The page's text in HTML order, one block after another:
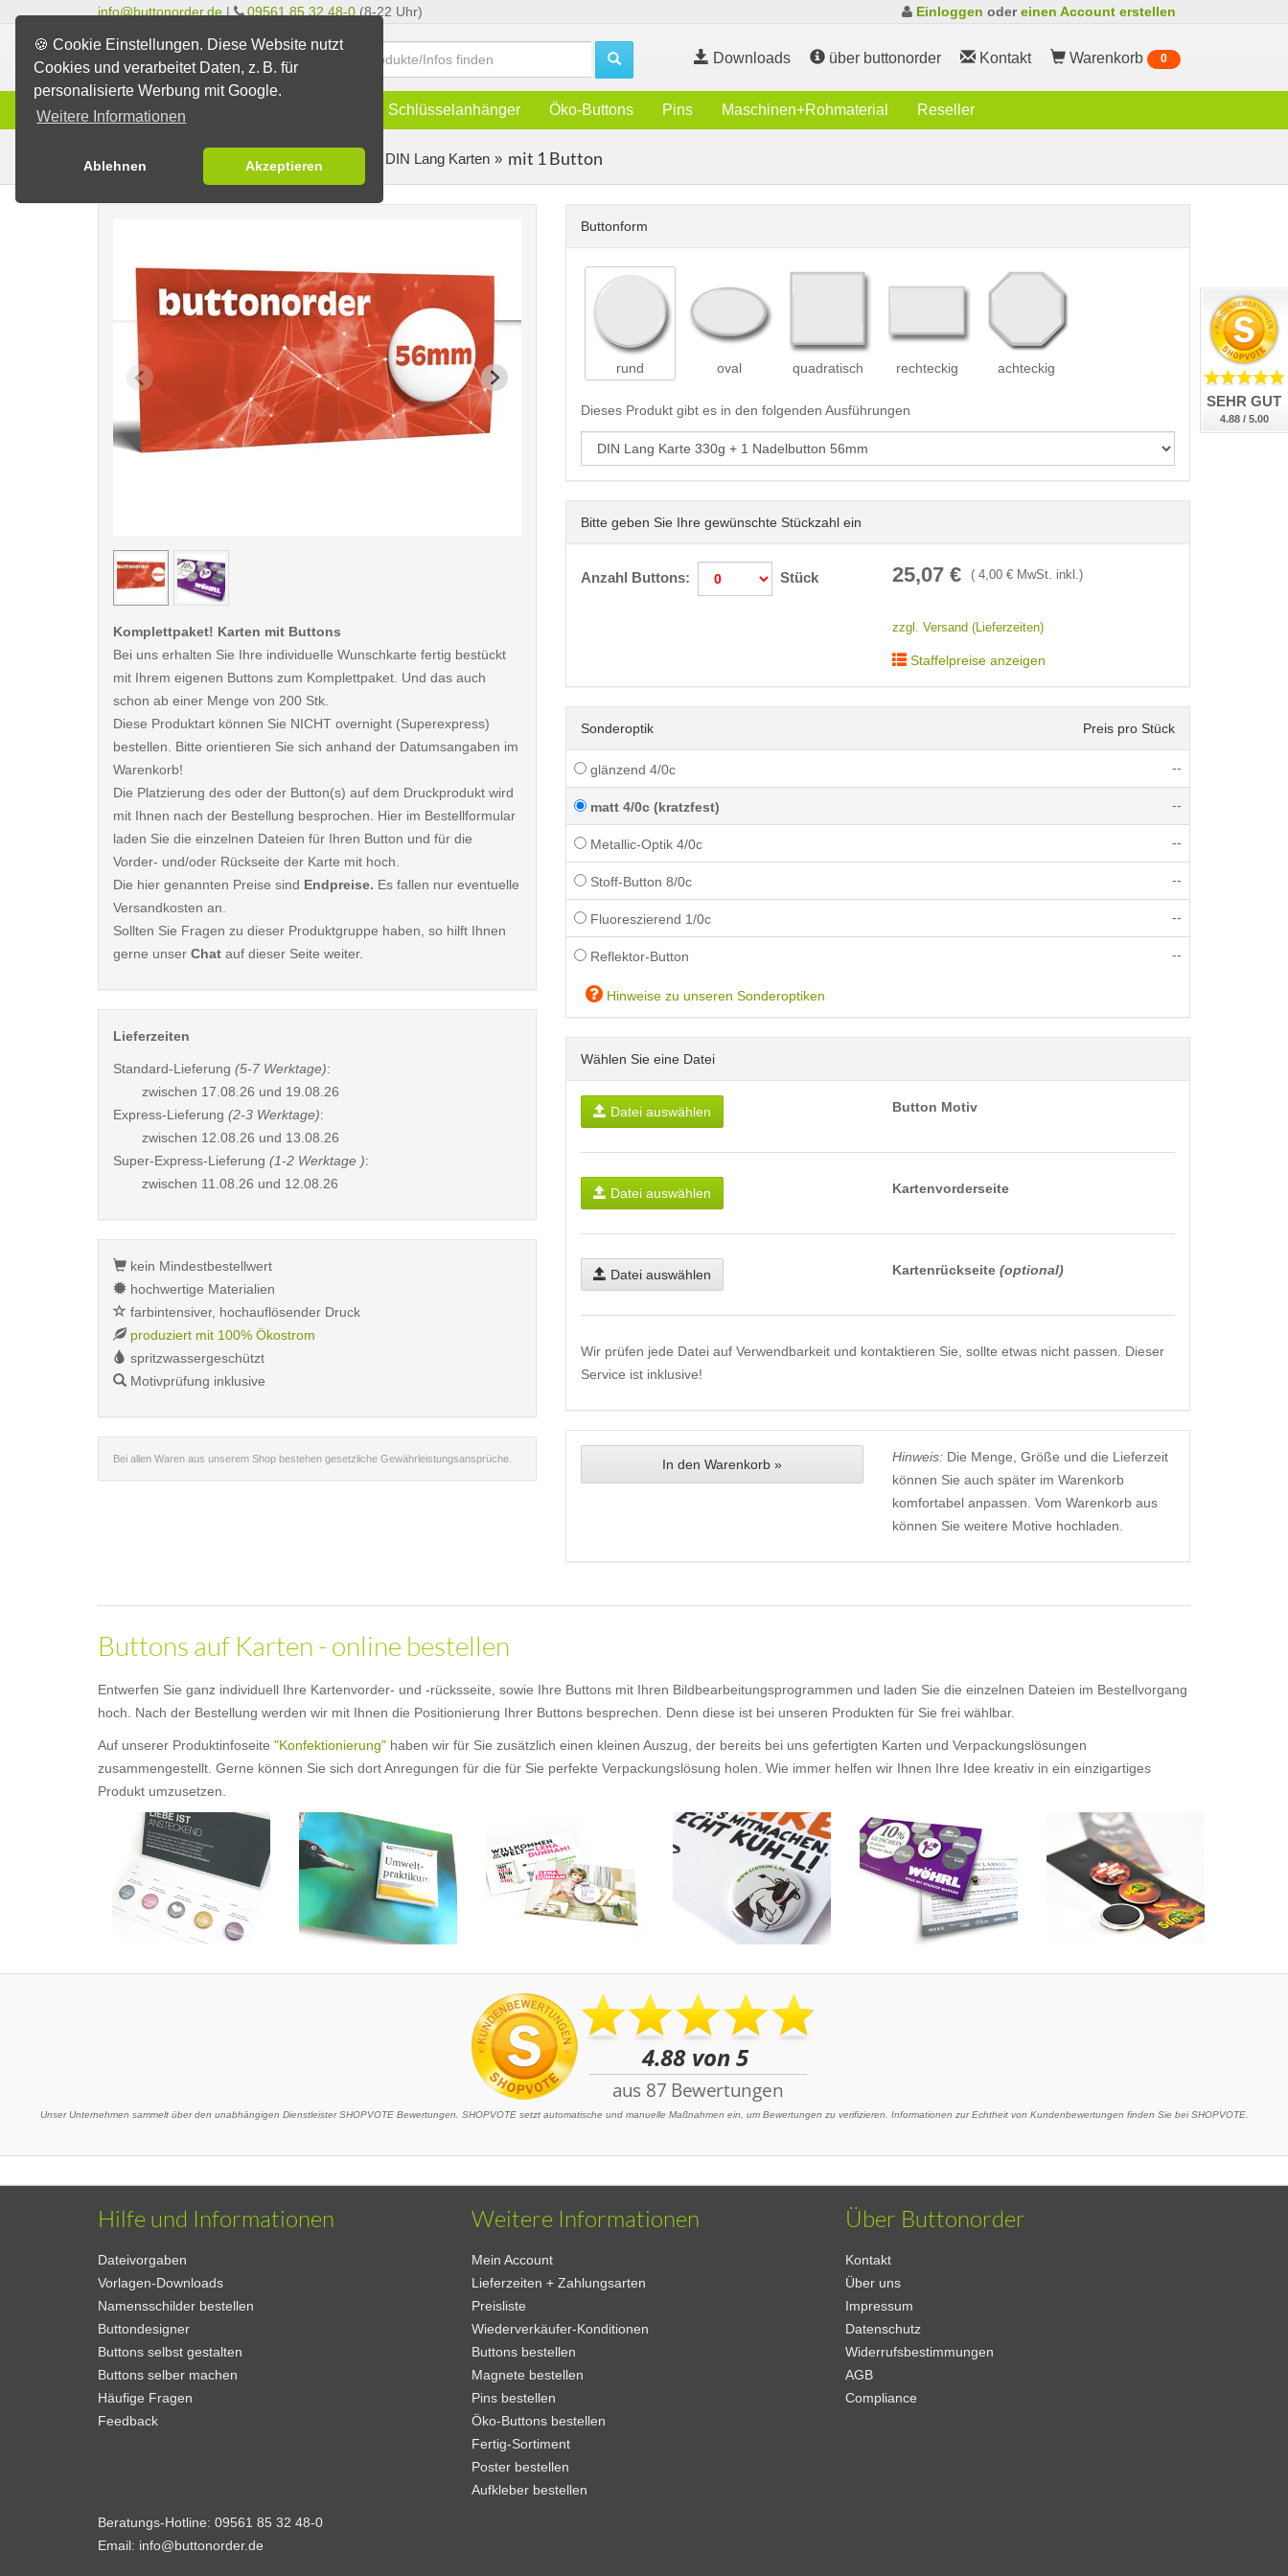
🍪 Cookie Einstellungen. Diese Website nutzt
Cookies und verarbeitet Daten, z. B. für
personalisierte Werbung mit Google.
Weitere Informationen
Ablehnen Akzeptieren
info@buttonorder.de | 09561 85 32 48-0 (8-22 Uhr) Einloggen odereinen Account erstellen
Downloads über buttonorder Kontakt Warenkorb 0
Infos Schlüsselanhänger Öko-Buttons Pins Maschinen+Rohmaterial Reseller
Buttons erstellen Buttons auf Karten auf DIN Lang Karten mit 1 Button
Buttonform
rund oval quadratisch rechteckig achteckig
Dieses Produkt gibt es in den folgenden Ausführungen
Bitte geben Sie Ihre gewünschte Stückzahl ein
Anzahl Buttons: Stück 25,07€ ( 4,00€ MwSt. inkl.)
zzgl. Versand (Lieferzeiten)
Staffelpreise anzeigen
Sonderoptik Preis pro Stück
glänzend 4/0c --
matt 4/0c (kratzfest) --
Metallic-Optik 4/0c --
Stoff-Button 8/0c --
Fluoreszierend 1/0c --
Reflektor-Button --
Hinweise zu unseren Sonderoptiken
Wählen Sie eine Datei
Datei auswählen Button Motiv
Datei auswählen Kartenvorderseite
Datei auswählen Kartenrückseite (optional)
Wir prüfen jede Datei auf Verwendbarkeit und kontaktieren Sie, sollte etwas nicht passen. Dieser
Service ist inklusive!
In den Warenkorb » Hinweis:Die Menge, Größe und die Lieferzeit
können Sie auch später im Warenkorb
komfortabel anpassen. Vom Warenkorb aus
können Sie weitere Motive hochladen.
< /picture> < /picture>
Komplettpaket! Karten mit Buttons
Bei uns erhalten Sie Ihre individuelle Wunschkarte fertig bestückt
mit Ihrem eigenen Buttons zum Komplettpaket. Und das auch
schon ab einer Menge von 200 Stk.
Diese Produktart können Sie NICHT overnight (Superexpress)
bestellen. Bitte orientieren Sie sich anhand der Datumsangaben im
Warenkorb!
Die Platzierung des oder der Button(s) auf dem Druckprodukt wird
mit Ihnen nach der Bestellung besprochen. Hier im Bestellformular
laden Sie die einzelnen Dateien für Ihren Button und für die
Vorder- und/oder Rückseite der Karte mit hoch.
Die hier genannten Preise sind Endpreise. Es fallen nur eventuelle
Versandkosten an.
Sollten Sie Fragen zu dieser Produktgruppe haben, so hilft Ihnen
gerne unser Chat auf dieser Seite weiter.
Lieferzeiten
Standard-Lieferung (5-7 Werktage):
zwischen 17.08.26 und 19.08.26
Express-Lieferung (2-3 Werktage):
zwischen 12.08.26 und 13.08.26
Super-Express-Lieferung (1-2 Werktage ):
zwischen 11.08.26 und 12.08.26
kein Mindestbestellwert
hochwertige Materialien
farbintensiver, hochauflösender Druck
produziert mit 100% Ökostrom
spritzwassergeschützt
Motivprüfung inklusive
Bei allen Waren aus unserem Shop bestehen gesetzliche Gewährleistungsansprüche.
Buttons auf Karten - online bestellen
Entwerfen Sie ganz individuell Ihre Kartenvorder- und -rücksseite, sowie Ihre Buttons mit Ihren Bildbearbeitungsprogrammen und laden Sie die einzelnen Dateien im Bestellvorgang
hoch. Nach der Bestellung werden wir mit Ihnen die Positionierung Ihrer Buttons besprechen. Denn diese ist bei unseren Produkten für Sie frei wählbar.
Auf unserer Produktinfoseite "Konfektionierung" haben wir für Sie zusätzlich einen kleinen Auszug, der bereits bei uns gefertigten Karten und Verpackungslösungen
zusammengestellt. Gerne können Sie sich dort Anregungen für die für Sie perfekte Verpackungslösung holen. Wie immer helfen wir Ihnen Ihre Idee kreativ in ein einzigartiges
Produkt umzusetzen.
Unser Unternehmen sammelt über den unabhängigen Dienstleister SHOPVOTE Bewertungen. SHOPVOTE setzt automatische und manuelle Maßnahmen ein, um Bewertungen zu verifizieren. Informationen zur Echtheit von Kundenbewertungen finden Sie bei SHOPVOTE.
Hilfe und Informationen
Dateivorgaben
Vorlagen-Downloads
Namensschilder bestellen
Buttondesigner
Buttons selbst gestalten
Buttons selber machen
Häufige Fragen
Feedback
Weitere Informationen
Mein Account
Lieferzeiten + Zahlungsarten
Preisliste
Wiederverkäufer-Konditionen
Buttons bestellen
Magnete bestellen
Pins bestellen
Öko-Buttons bestellen
Fertig-Sortiment
Poster bestellen
Aufkleber bestellen
Über Buttonorder
Kontakt
Über uns
Impressum
Datenschutz
Widerrufsbestimmungen
AGB
Compliance
Beratungs-Hotline: 09561 85 32 48-0
Email: info@buttonorder.de
SEHR GUT
4.88 / 5.00